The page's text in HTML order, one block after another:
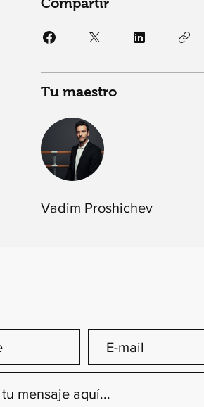
Tu maestro
Vadim Proshichev